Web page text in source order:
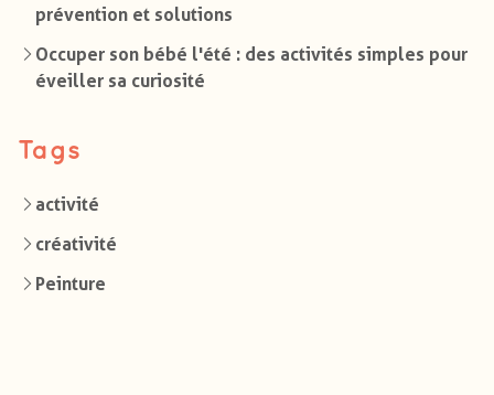
prévention et solutions
Occuper son bébé l'été : des activités simples pour
éveiller sa curiosité
Tags
activité
créativité
Peinture